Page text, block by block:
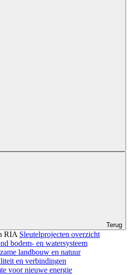
Terug
RIA Sleutelprojecten overzicht
bodem- en watersysteem
landbouw en natuur
en verbindingen
voor nieuwe energie